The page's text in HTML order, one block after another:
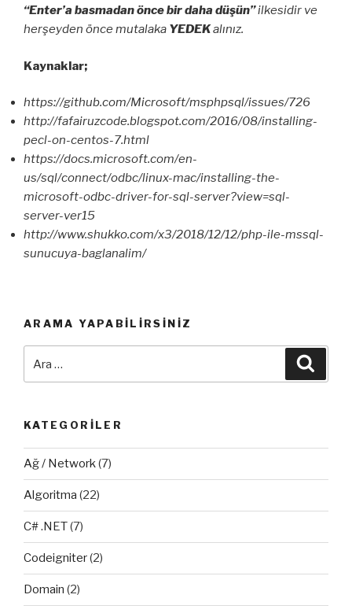
“Enter’a basmadan önce bir daha düşün”ilkesidir ve
herşeyden önce mutalaka YEDEKalınız.
Kaynaklar;
https://github.com/Microsoft/msphpsql/issues/726
http://fafairuzcode.blogspot.com/2016/08/installing-
pecl-on-centos-7.html
https://docs.microsoft.com/en-
us/sql/connect/odbc/linux-mac/installing-the-
microsoft-odbc-driver-for-sql-server?view=sql-
server-ver15
http://www.shukko.com/x3/2018/12/12/php-ile-mssql-
sunucuya-baglanalim/
ARAMA YAPABILIRSINIZ
KATEGORILER
Ağ / Network(7)
Algoritma (22)
C# .NET(7)
Codeigniter(2)
Domain (2)